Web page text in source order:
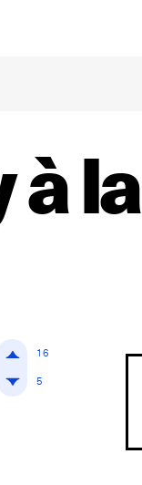
la
16
5